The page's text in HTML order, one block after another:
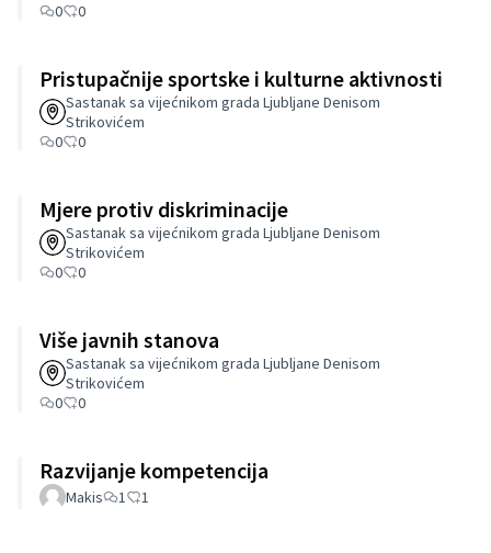
0
0
Pristupačnije sportske i kulturne aktivnosti
Sastanak sa vijećnikom grada Ljubljane Denisom
Strikovićem
0
0
Mjere protiv diskriminacije
Sastanak sa vijećnikom grada Ljubljane Denisom
Strikovićem
0
0
Više javnih stanova
Sastanak sa vijećnikom grada Ljubljane Denisom
Strikovićem
0
0
Razvijanje kompetencija
Makis 1 1